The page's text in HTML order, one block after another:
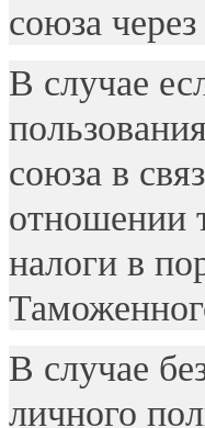
союза
В случае
союза в
отношении
налоги в
В случае
личного